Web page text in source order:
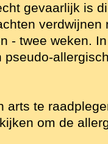
gevaarlijk is
verdwijnen
- twee weken.
arts te
om de